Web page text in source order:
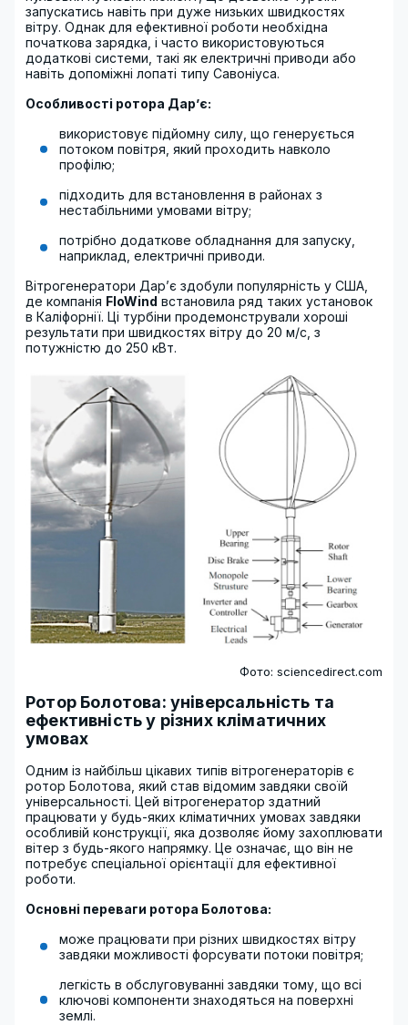
запускатись навіть при дуже низьких швидкостях
вітру. Однак для ефективної роботи необхідна
початкова зарядка, і часто використовуються
додаткові системи, такі як електричні приводи або
навіть допоміжні лопаті типу Савоніуса.
Особливості ротора Дар’є:
використовує підйомну силу, що генерується
потоком повітря, який проходить навколо
профілю;
підходить для встановлення в районах з
нестабільними умовами вітру;
потрібно додаткове обладнання для запуску,
наприклад, електричні приводи.
Вітрогенератори Дар’є здобули популярність у США,
де компанія FloWind встановила ряд таких установок
в Каліфорнії. Ці турбіни продемонстрували хороші
результати при швидкостях вітру до 20 м/с, з
потужністю до 250 кВт.
Фото: sciencedirect.com
Ротор Болотова: універсальність та
ефективність у різних кліматичних
умовах
Одним із найбільш цікавих типів вітрогенераторів є
ротор Болотова, який став відомим завдяки своїй
універсальності. Цей вітрогенератор здатний
працювати у будь-яких кліматичних умовах завдяки
особливій конструкції, яка дозволяє йому захоплювати
вітер з будь-якого напрямку. Це означає, що він не
потребує спеціальної орієнтації для ефективної
роботи.
Основні переваги ротора Болотова:
може працювати при різних швидкостях вітру
завдяки можливості форсувати потоки повітря;
легкість в обслуговуванні завдяки тому, що всі
ключові компоненти знаходяться на поверхні
землі.